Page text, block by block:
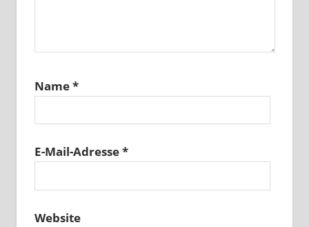
Name*
E-Mail-Adresse*
Website